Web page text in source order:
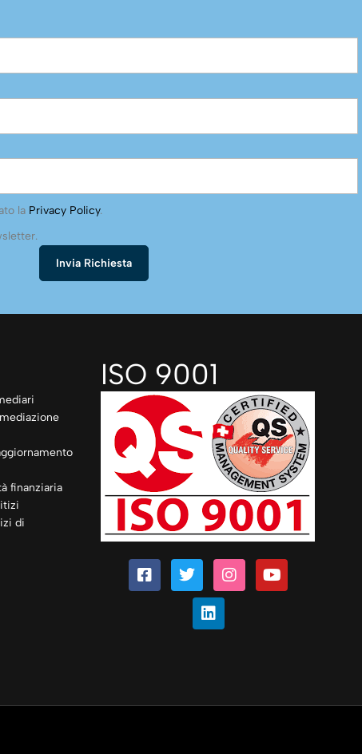
la Privacy Policy.
finanziaria
di
ISO 9001